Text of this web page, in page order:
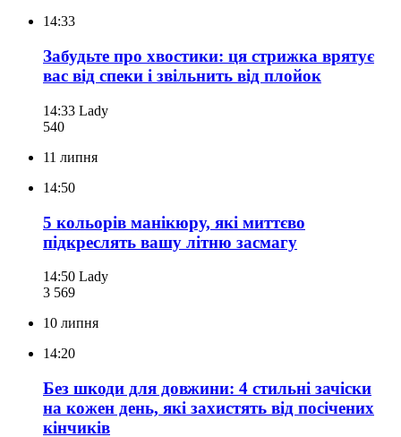
14:33
Забудьте про хвостики: ця стрижка врятує
вас від спеки і звільнить від плойок
14:33 Lady
540
11 липня
14:50
5 кольорів манікюру, які миттєво
підкреслять вашу літню засмагу
14:50 Lady
3 569
10 липня
14:20
Без шкоди для довжини: 4 стильні зачіски
на кожен день, які захистять від посічених
кінчиків